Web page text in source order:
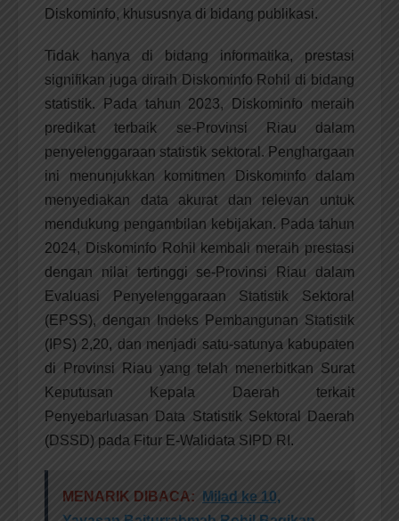
Diskominfo, khususnya di bidang publikasi.
Tidak hanya di bidang informatika, prestasi
signifikan juga diraih Diskominfo Rohil di bidang
statistik. Pada tahun 2023, Diskominfo meraih
predikat terbaik se-Provinsi Riau dalam
penyelenggaraan statistik sektoral. Penghargaan
ini menunjukkan komitmen Diskominfo dalam
menyediakan data akurat dan relevan untuk
mendukung pengambilan kebijakan. Pada tahun
2024, Diskominfo Rohil kembali meraih prestasi
dengan nilai tertinggi se-Provinsi Riau dalam
Evaluasi Penyelenggaraan Statistik Sektoral
(EPSS), dengan Indeks Pembangunan Statistik
(IPS) 2,20, dan menjadi satu-satunya kabupaten
di Provinsi Riau yang telah menerbitkan Surat
Keputusan Kepala Daerah terkait
Penyebarluasan Data Statistik Sektoral Daerah
(DSSD) pada Fitur E-Walidata SIPD RI.
MENARIK DIBACA:
Milad ke 10,